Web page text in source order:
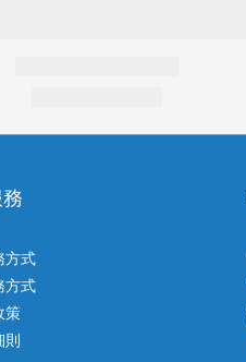
方式
方式
策
則